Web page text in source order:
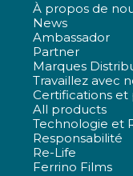
À propos de
News
Ambassador
Partner
Marques
Travaillez avec
Certifications et
All products
Technologie et
Responsabilité
Re-Life
Ferrino Films